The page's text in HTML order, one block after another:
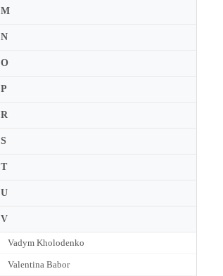
M
N
O
P
R
S
T
U
V
Vadym Kholodenko
Valentina Babor